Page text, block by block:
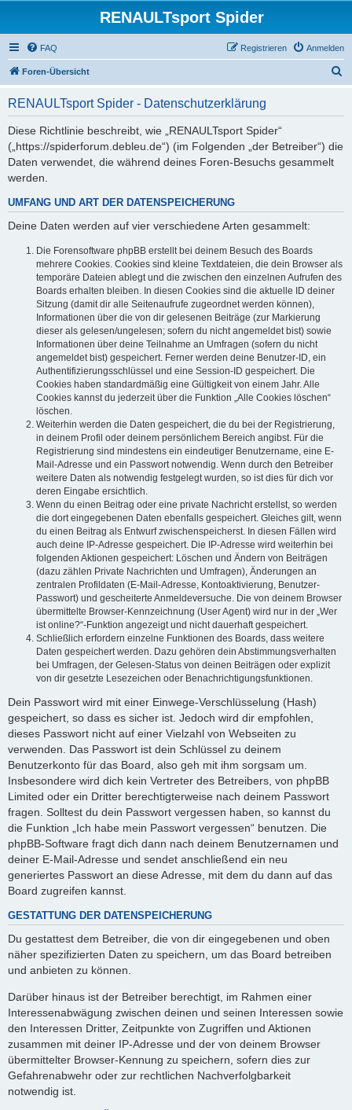
RENAULTsport Spider
FAQ Anmelden
Registrieren
Foren-Übersicht
RENAULTsport Spider - Datenschutzerklärung
Diese Richtlinie beschreibt, wie „RENAULTsport Spider“
(„https://spiderforum.debleu.de“) (im Folgenden „der Betreiber“) die
Daten verwendet, die während deines Foren-Besuchs gesammelt
werden.
UMFANG UND ART DER DATENSPEICHERUNG
Deine Daten werden auf vier verschiedene Arten gesammelt:
Die Forensoftware phpBB erstellt bei deinem Besuch des Boards
mehrere Cookies. Cookies sind kleine Textdateien, die dein Browser als
temporäre Dateien ablegt und die zwischen den einzelnen Aufrufen des
Boards erhalten bleiben. In diesen Cookies sind die aktuelle ID deiner
Sitzung (damit dir alle Seitenaufrufe zugeordnet werden können),
Informationen über die von dir gelesenen Beiträge (zur Markierung
dieser als gelesen/ungelesen; sofern du nicht angemeldet bist) sowie
Informationen über deine Teilnahme an Umfragen (sofern du nicht
angemeldet bist) gespeichert. Ferner werden deine Benutzer-ID, ein
Authentifizierungsschlüssel und eine Session-ID gespeichert. Die
Cookies haben standardmäßig eine Gültigkeit von einem Jahr. Alle
Cookies kannst du jederzeit über die Funktion „Alle Cookies löschen“
löschen.
Weiterhin werden die Daten gespeichert, die du bei der Registrierung,
in deinem Profil oder deinem persönlichem Bereich angibst. Für die
Registrierung sind mindestens ein eindeutiger Benutzername, eine E-
Mail-Adresse und ein Passwort notwendig. Wenn durch den Betreiber
weitere Daten als notwendig festgelegt wurden, so ist dies für dich vor
deren Eingabe ersichtlich.
Wenn du einen Beitrag oder eine private Nachricht erstellst, so werden
die dort eingegebenen Daten ebenfalls gespeichert. Gleiches gilt, wenn
du einen Beitrag als Entwurf zwischenspeicherst. In diesen Fällen wird
auch deine IP-Adresse gespeichert. Die IP-Adresse wird weiterhin bei
folgenden Aktionen gespeichert: Löschen und Ändern von Beiträgen
(dazu zählen Private Nachrichten und Umfragen), Änderungen an
zentralen Profildaten (E-Mail-Adresse, Kontoaktivierung, Benutzer-
Passwort) und gescheiterte Anmeldeversuche. Die von deinem Browser
übermittelte Browser-Kennzeichnung (User Agent) wird nur in der „Wer
ist online?“-Funktion angezeigt und nicht dauerhaft gespeichert.
Schließlich erfordern einzelne Funktionen des Boards, dass weitere
Daten gespeichert werden. Dazu gehören dein Abstimmungsverhalten
bei Umfragen, der Gelesen-Status von deinen Beiträgen oder explizit
von dir gesetzte Lesezeichen oder Benachrichtigungsfunktionen.
Dein Passwort wird mit einer Einwege-Verschlüsselung (Hash)
gespeichert, so dass es sicher ist. Jedoch wird dir empfohlen,
dieses Passwort nicht auf einer Vielzahl von Webseiten zu
verwenden. Das Passwort ist dein Schlüssel zu deinem
Benutzerkonto für das Board, also geh mit ihm sorgsam um.
Insbesondere wird dich kein Vertreter des Betreibers, von phpBB
Limited oder ein Dritter berechtigterweise nach deinem Passwort
fragen. Solltest du dein Passwort vergessen haben, so kannst du
die Funktion „Ich habe mein Passwort vergessen“ benutzen. Die
phpBB-Software fragt dich dann nach deinem Benutzernamen und
deiner E-Mail-Adresse und sendet anschließend ein neu
generiertes Passwort an diese Adresse, mit dem du dann auf das
Board zugreifen kannst.
GESTATTUNG DER DATENSPEICHERUNG
Du gestattest dem Betreiber, die von dir eingegebenen und oben
näher spezifizierten Daten zu speichern, um das Board betreiben
und anbieten zu können.
Darüber hinaus ist der Betreiber berechtigt, im Rahmen einer
Interessenabwägung zwischen deinen und seinen Interessen sowie
den Interessen Dritter, Zeitpunkte von Zugriffen und Aktionen
zusammen mit deiner IP-Adresse und der von deinem Browser
übermittelter Browser-Kennung zu speichern, sofern dies zur
Gefahrenabwehr oder zur rechtlichen Nachverfolgbarkeit
notwendig ist.